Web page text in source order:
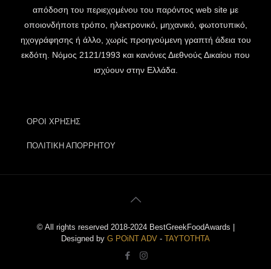
απόδοση του περιεχομένου του παρόντος web site με
οποιονδήποτε τρόπο, ηλεκτρονικό, μηχανικό, φωτοτυπικό,
ηχογράφησης ή άλλο, χωρίς προηγούμενη γραπτή άδεια του
εκδότη. Νόμος 2121/1993 και κανόνες Διεθνούς Δικαίου που
ισχύουν στην Ελλάδα.
ΟΡΟΙ ΧΡΗΣΗΣ
ΠΟΛΙΤΙΚΗ ΑΠΟΡΡΗΤΟΥ
© All rights reserved 2018-2024 BestGreekFoodAwards |
Designed by G POiNT ADV - ΤΑΥΤΟΤΗΤΑ